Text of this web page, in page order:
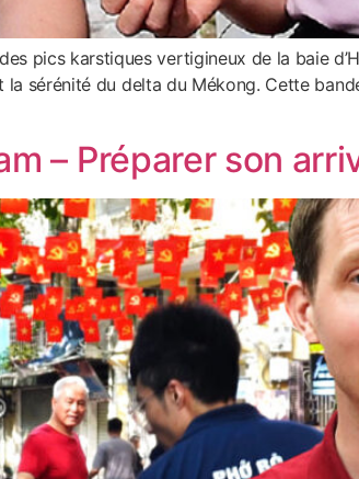
pics karstiques vertigineux de la baie
sérénité du delta du Mékong. Cette
– Préparer son